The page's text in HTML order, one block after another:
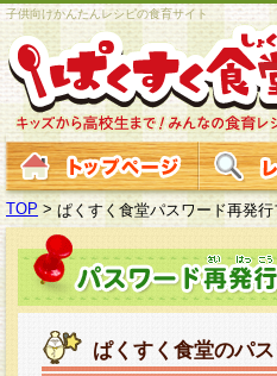
子供向けかんたんレシピの食育サイト
TOP > ぱくすく食堂パスワード再発行
ぱくすく食堂のパ